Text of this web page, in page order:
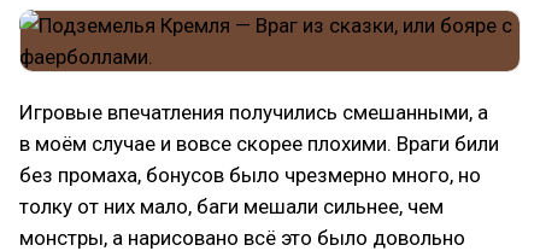
Игровые впечатления получились смешанными, а
в моём случае и вовсе скорее плохими. Враги били
без промаха, бонусов было чрезмерно много, но
толку от них мало, баги мешали сильнее, чем
монстры, а нарисовано всё это было довольно